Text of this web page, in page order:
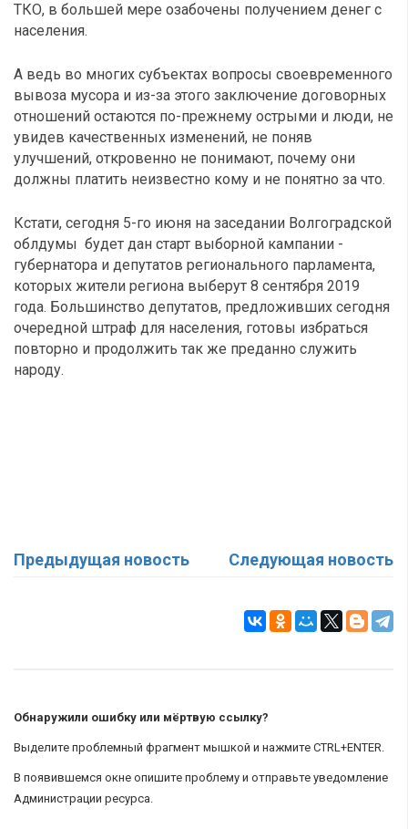
ТКО, в большей мере озабочены получением денег с
населения.
А ведь во многих субъектах вопросы своевременного
вывоза мусора и из-за этого заключение договорных
отношений остаются по-прежнему острыми и люди, не
увидев качественных изменений, не поняв
улучшений, откровенно не понимают, почему они
должны платить неизвестно кому и не понятно за что.
Кстати, сегодня 5-го июня на заседании Волгоградской
облдумы будет дан старт выборной кампании -
губернатора и депутатов регионального парламента,
которых жители региона выберут 8 сентября 2019
года. Большинство депутатов, предложивших сегодня
очередной штраф для населения, готовы избраться
повторно и продолжить так же преданно служить
народу.
Предыдущая новость Следующая новость
Обнаружили ошибку или мёртвую ссылку?
Выделите проблемный фрагмент мышкой и нажмите CTRL+ENTER.
В появившемся окне опишите проблему и отправьте уведомление
Администрации ресурса.